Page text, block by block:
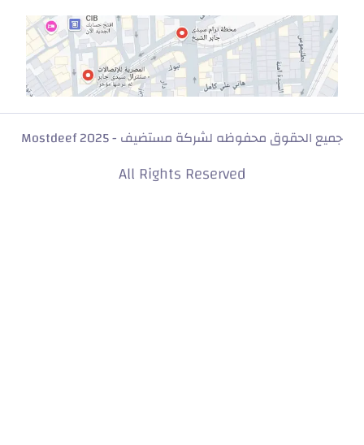
جميع الحقوق محفوظه لشركة مستضيف - Mostdeef 2025
All Rights Reserved